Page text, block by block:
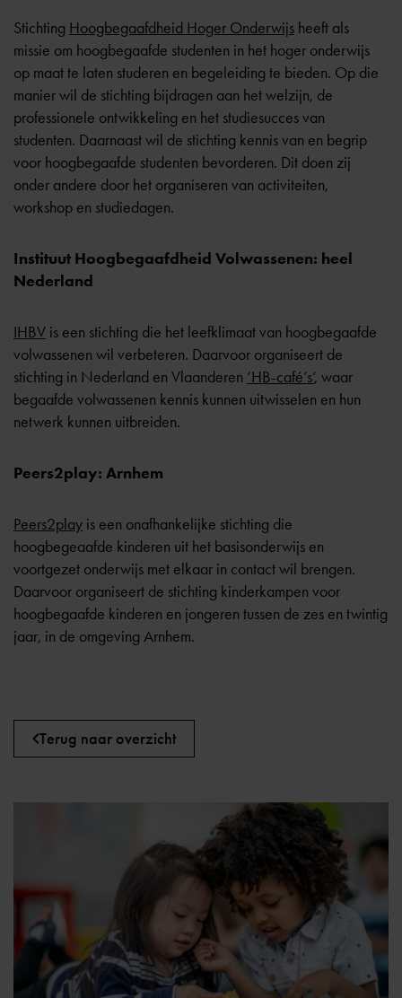
Stichting Hoogbegaafdheid Hoger Onderwijs heeft als
missie om hoogbegaafde studenten in het hoger onderwijs
op maat te laten studeren en begeleiding te bieden. Op die
manier wil de stichting bijdragen aan het welzijn, de
professionele ontwikkeling en het studiesucces van
studenten. Daarnaast wil de stichting kennis van en begrip
voor hoogbegaafde studenten bevorderen. Dit doen zij
onder andere door het organiseren van activiteiten,
workshop en studiedagen.
Instituut Hoogbegaafdheid Volwassenen: heel
Nederland
IHBV is een stichting die het leefklimaat van hoogbegaafde
volwassenen wil verbeteren. Daarvoor organiseert de
stichting in Nederland en Vlaanderen ‘HB-café’s’, waar
begaafde volwassenen kennis kunnen uitwisselen en hun
netwerk kunnen uitbreiden.
Peers2play: Arnhem
Peers2play is een onafhankelijke stichting die
hoogbegeaafde kinderen uit het basisonderwijs en
voortgezet onderwijs met elkaar in contact wil brengen.
Daarvoor organiseert de stichting kinderkampen voor
hoogbegaafde kinderen en jongeren tussen de zes en twintig
jaar, in de omgeving Arnhem.
Terug naar overzicht